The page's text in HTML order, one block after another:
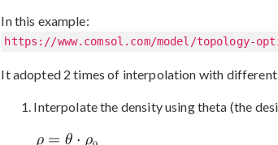
In this example:
https://www.comsol.com/model/topology-
It adopted 2 times of interpolation with different
Interpolate the density using theta (the